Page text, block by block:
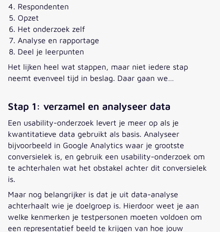
Respondenten
Opzet
Het onderzoek zelf
Analyse en rapportage
Deel je leerpunten
Het lijken heel wat stappen, maar niet iedere stap
neemt evenveel tijd in beslag. Daar gaan we…
Stap 1: verzamel en analyseer data
Een usability-onderzoek levert je meer op als je
kwantitatieve data gebruikt als basis. Analyseer
bijvoorbeeld in Google Analytics waar je grootste
conversielek is, en gebruik een usability-onderzoek om
te achterhalen wat het obstakel achter dit conversielek
is.
Maar nog belangrijker is dat je uit data-analyse
achterhaalt wie je doelgroep is. Hierdoor weet je aan
welke kenmerken je testpersonen moeten voldoen om
een representatief beeld te krijgen van hoe jouw